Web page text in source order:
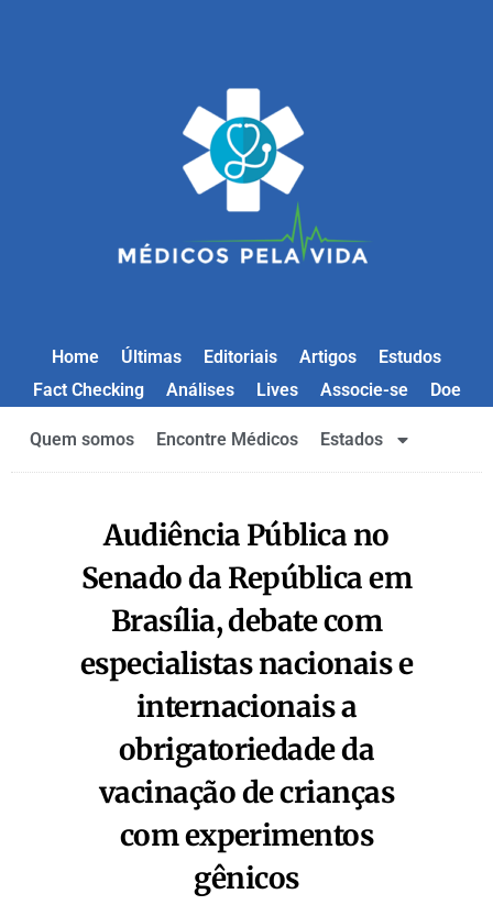
Home Últimas Editoriais Artigos
Estudos
Fact Checking
Análises Lives Associe-se Doe
Quem somos Encontre Médicos Estados
Audiência Pública no
Senado da República em
Brasília, debate com
especialistas nacionais e
internacionais a
obrigatoriedade da
vacinação de crianças
com experimentos
gênicos